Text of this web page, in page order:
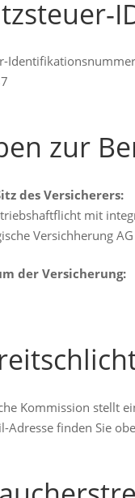
zur
des Versicherers:
mit
Versichherung
der Versicherung:
Kommission stellt
Adresse finden Sie